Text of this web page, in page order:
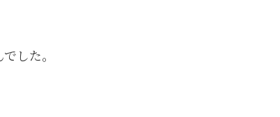
した。